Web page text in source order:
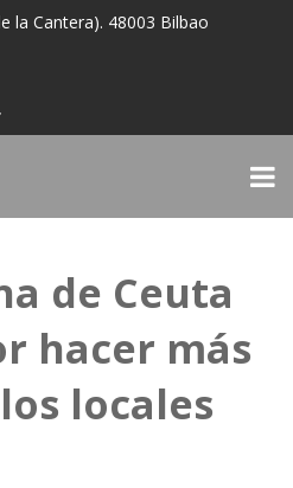
la Cantera). 48003 Bilbao
de Ceuta
hacer más
locales